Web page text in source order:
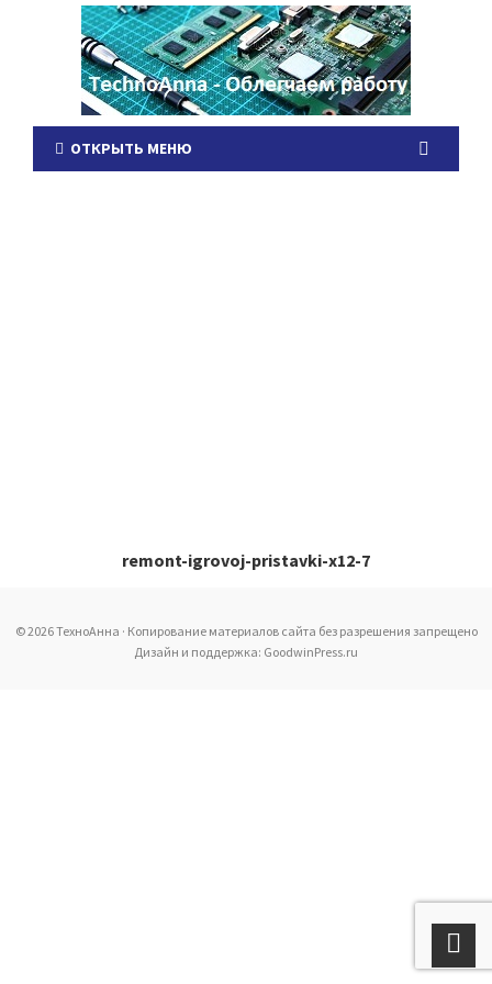
ОТКРЫТЬ МЕНЮ
remont-igrovoj-pristavki-x12-7
© 2026 ТехноАнна · Копирование материалов сайта без разрешения запрещено
Дизайн и поддержка: GoodwinPress.ru